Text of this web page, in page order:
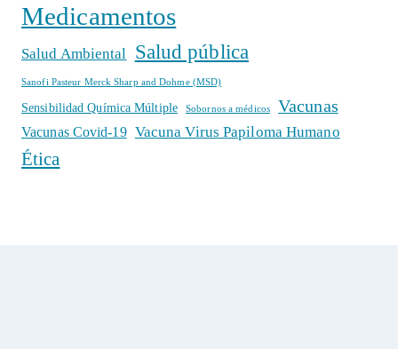
Medicamentos
Salud Ambiental Salud pública
Sanofi Pasteur Merck Sharp and Dohme (MSD)
Sensibilidad Química Múltiple Sobornos a médicos Vacunas
Vacunas Covid-19 Vacuna Virus Papiloma Humano
Ética